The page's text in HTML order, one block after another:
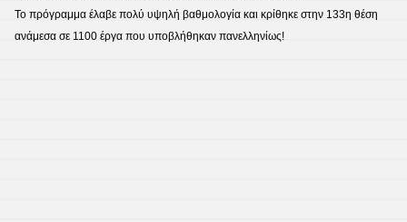
Το πρόγραμμα έλαβε πολύ υψηλή βαθμολογία και κρίθηκε στην 133η θέση
ανάμεσα σε 1100 έργα που υποβλήθηκαν πανελληνίως!